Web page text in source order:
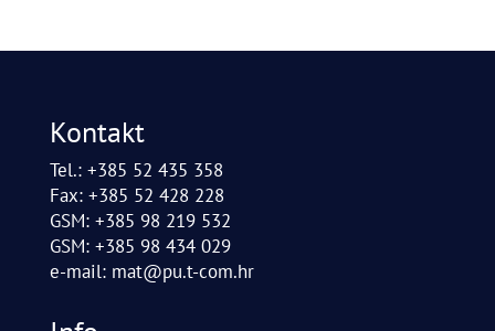
Kontakt
Tel.: +385 52 435 358
Fax: +385 52 428 228
GSM: +385 98 219 532
GSM: +385 98 434 029
e-mail: mat@pu.t-com.hr